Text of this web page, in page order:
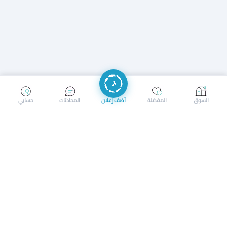
إرسال رسالة إجراء مكالمة
حسابي المحادثات أضف إعلان المفضلة السوق